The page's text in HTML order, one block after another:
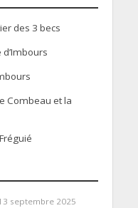
des 3 becs
Combeau et la
septembre 2025